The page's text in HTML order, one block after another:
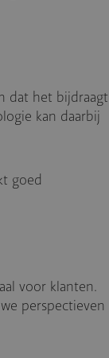
dat het bijdraagt
kan daarbij
goed
voor klanten.
perspectieven